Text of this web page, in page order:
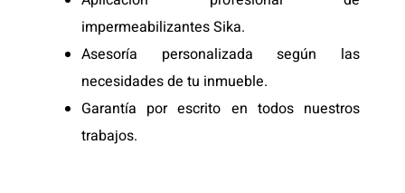
impermeabilizantes Sika.
Asesoría personalizada según las
necesidades de tu inmueble.
Garantía por escrito en todos nuestros
trabajos.